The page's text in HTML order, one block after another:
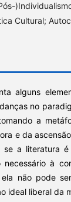
Cultural;
alguns
no
a
e da
se a literatura
necessário à
ela não pode
ideal liberal da